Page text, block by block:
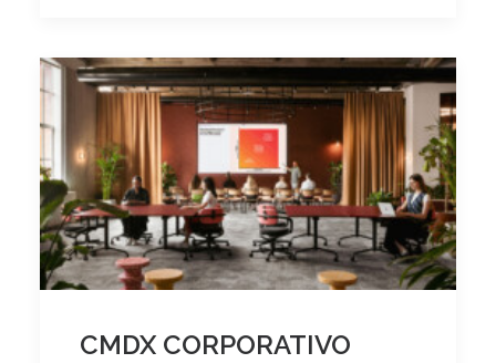
CMDX CORPORATIVO